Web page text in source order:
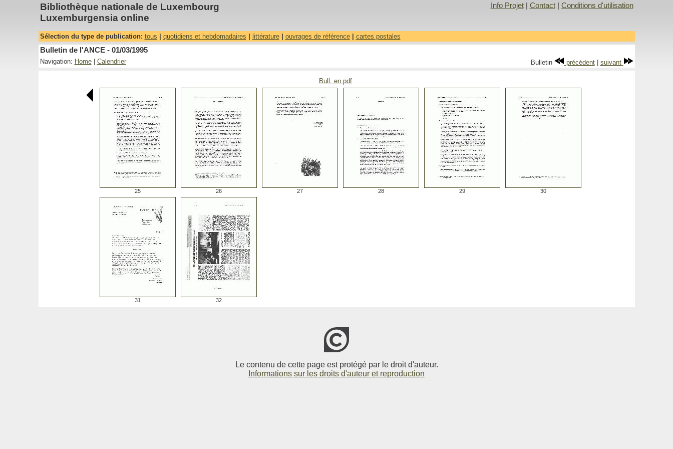
Bibliothèque nationale de Luxembourg
Luxemburgensia online
Info Projet| Contact| Conditions d'utilisation
Sélection du type de publication: tous quotidiens et hebdomadaires littérature| ouvrages de référence| cartes postales
Bulletin de l'ANCE - 01/03/1995
Navigation: Home| Calendrier Bulletin précédent| suivant
Bull. en pdf
25 26 27 28 29 30
31 32
Le contenu de cette page est protégé par le droit d'auteur.
Informations sur les droits d'auteur et reproduction